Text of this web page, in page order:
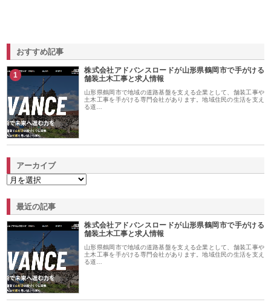
おすすめ記事
1
株式会社アドバンスロードが山形県鶴岡市で手がける
舗装土木工事と求人情報
山形県鶴岡市で地域の道路基盤を支える企業として、舗装工事や
土木工事を手がける専門会社があります。地域住民の生活を支え
る道…
アーカイブ
最近の記事
株式会社アドバンスロードが山形県鶴岡市で手がける
舗装土木工事と求人情報
山形県鶴岡市で地域の道路基盤を支える企業として、舗装工事や
土木工事を手がける専門会社があります。地域住民の生活を支え
る道…